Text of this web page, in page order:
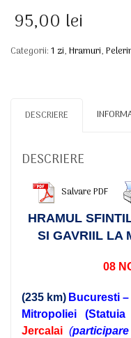
95,00 lei
Categorii:1 zi,Hramuri,
DESCRIERE
DESCRIERE
Salvare PDF
HRAMUL
SI GAVRIIL LA
08
(235 km) Bucuresti –
Mitropoliei
Jercalai (